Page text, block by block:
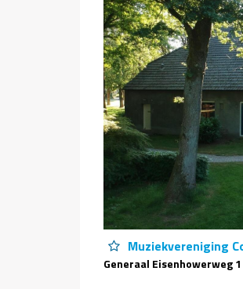
Muziekvereniging
Generaal Eisenhowerweg 1